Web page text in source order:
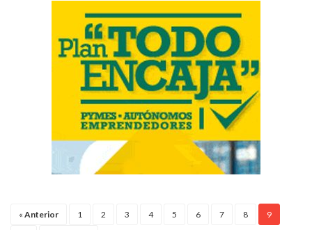
« Anterior 1 2 3 4 5 6 7 8 9